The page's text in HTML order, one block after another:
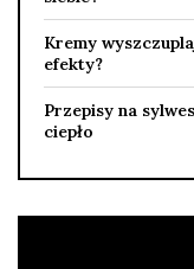
Kremy
efekty?
Przepisy na
ciepło